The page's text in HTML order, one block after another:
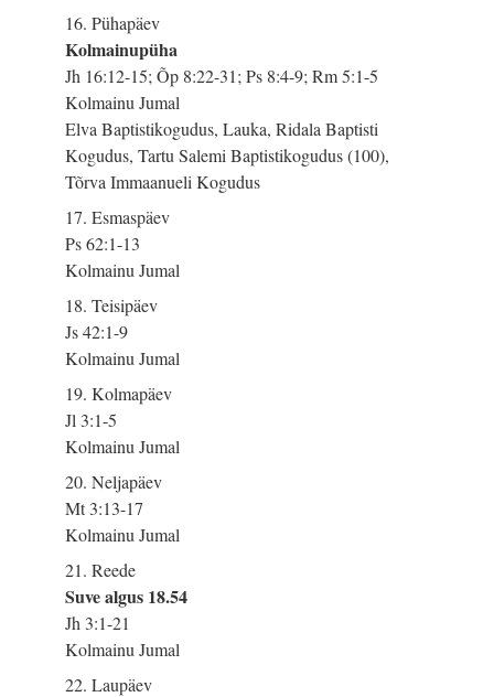
16. Pühapäev
Kolmainupüha
Jh 16:12-15; Õp 8:22-31; Ps 8:4-9; Rm 5:1-5
Kolmainu Jumal
Elva Baptistikogudus, Lauka, Ridala Baptisti
Kogudus, Tartu Salemi Baptistikogudus (100),
Tõrva Immaanueli Kogudus
17. Esmaspäev
Ps 62:1-13
Kolmainu Jumal
18. Teisipäev
Js 42:1-9
Kolmainu Jumal
19. Kolmapäev
Jl 3:1-5
Kolmainu Jumal
20. Neljapäev
Mt 3:13-17
Kolmainu Jumal
21. Reede
Suve algus 18.54
Jh 3:1-21
Kolmainu Jumal
22. Laupäev